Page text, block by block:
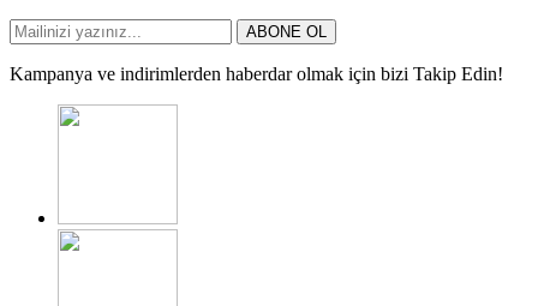
ABONE OL
Kampanya ve indirimlerden haberdar olmak için bizi Takip Edin!